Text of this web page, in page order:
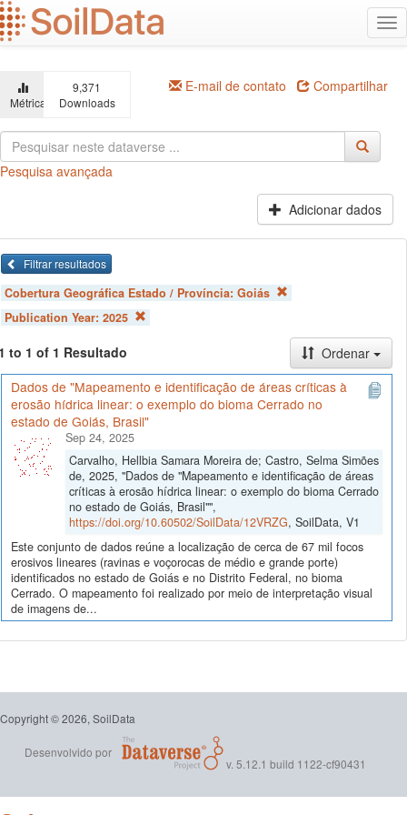
Ir
para
o
principal
Métricas
9,371
Downloads
E-mail de contato Compartilhar
Pesquisa avançada
Adicionar dados
Filtrar resultados
Cobertura Geográfica Estado / Província: Goiás
Publication Year: 2025
to 1 of 1 Resultado
Ordenar
Dados de "Mapeamento e identificação de áreas críticas à
erosão hídrica linear: o exemplo do bioma Cerrado no
estado de Goiás, Brasil"
Sep 24, 2025
Carvalho, Hellbia Samara Moreira de; Castro, Selma Simões
de, 2025, "Dados de "Mapeamento e identificação de áreas
críticas à erosão hídrica linear: o exemplo do bioma Cerrado
no estado de Goiás, Brasil"",
https://doi.org/10.60502/SoilData/12VRZG, SoilData, V1
Este conjunto de dados reúne a localização de cerca de 67 mil focos
erosivos lineares (ravinas e voçorocas de médio e grande porte)
identificados no estado de Goiás e no Distrito Federal, no bioma
Cerrado. O mapeamento foi realizado por meio de interpretação visual
de imagens de...
Copyright © 2026, SoilData
Desenvolvido por
v. 5.12.1 build 1122-cf90431